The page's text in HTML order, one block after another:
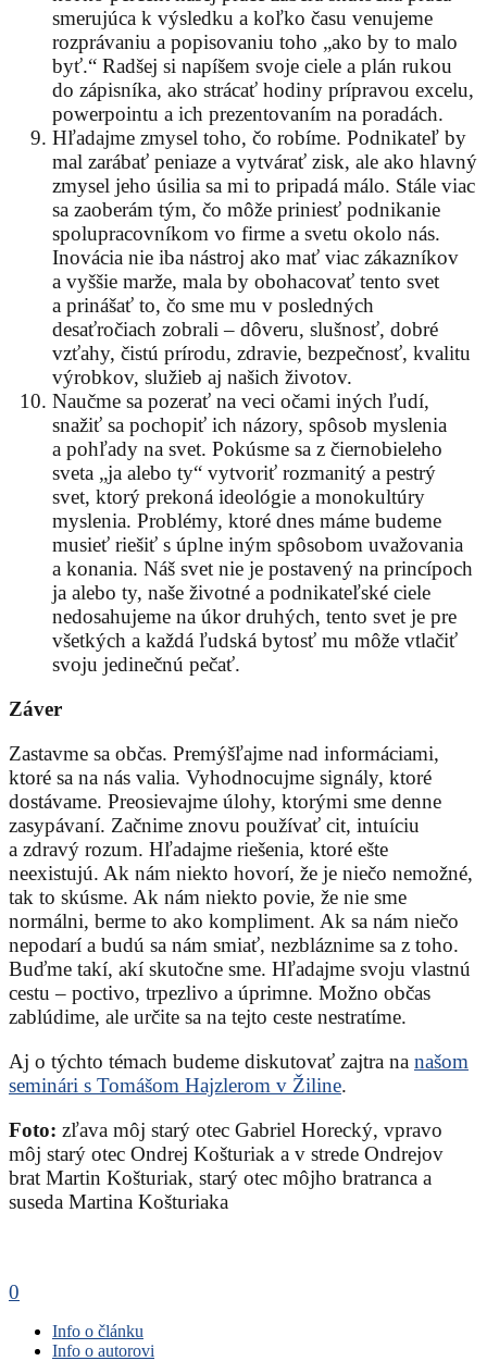
smerujúca k výsledku a koľko času venujeme
rozprávaniu a popisovaniu toho „ako by to malo
byť.“ Radšej si napíšem svoje ciele a plán rukou
do zápisníka, ako strácať hodiny prípravou excelu,
powerpointu a ich prezentovaním na poradách.
Hľadajme zmysel toho, čo robíme. Podnikateľ by
mal zarábať peniaze a vytvárať zisk, ale ako hlavný
zmysel jeho úsilia sa mi to pripadá málo. Stále viac
sa zaoberám tým, čo môže priniesť podnikanie
spolupracovníkom vo firme a svetu okolo nás.
Inovácia nie iba nástroj ako mať viac zákazníkov
a vyššie marže, mala by obohacovať tento svet
a prinášať to, čo sme mu v posledných
desaťročiach zobrali – dôveru, slušnosť, dobré
vzťahy, čistú prírodu, zdravie, bezpečnosť, kvalitu
výrobkov, služieb aj našich životov.
Naučme sa pozerať na veci očami iných ľudí,
snažiť sa pochopiť ich názory, spôsob myslenia
a pohľady na svet. Pokúsme sa z čiernobieleho
sveta „ja alebo ty“ vytvoriť rozmanitý a pestrý
svet, ktorý prekoná ideológie a monokultúry
myslenia. Problémy, ktoré dnes máme budeme
musieť riešiť s úplne iným spôsobom uvažovania
a konania. Náš svet nie je postavený na princípoch
ja alebo ty, naše životné a podnikateľské ciele
nedosahujeme na úkor druhých, tento svet je pre
všetkých a každá ľudská bytosť mu môže vtlačiť
svoju jedinečnú pečať.
Záver
Zastavme sa občas. Premýšľajme nad informáciami,
ktoré sa na nás valia. Vyhodnocujme signály, ktoré
dostávame. Preosievajme úlohy, ktorými sme denne
zasypávaní. Začnime znovu používať cit, intuíciu
a zdravý rozum. Hľadajme riešenia, ktoré ešte
neexistujú. Ak nám niekto hovorí, že je niečo nemožné,
tak to skúsme. Ak nám niekto povie, že nie sme
normálni, berme to ako kompliment. Ak sa nám niečo
nepodarí a budú sa nám smiať, nezbláznime sa z toho.
Buďme takí, akí skutočne sme. Hľadajme svoju vlastnú
cestu – poctivo, trpezlivo a úprimne. Možno občas
zablúdime, ale určite sa na tejto ceste nestratíme.
Aj o týchto témach budeme diskutovať zajtra na našom
seminári s Tomášom Hajzlerom v Žiline.
Foto: zľava môj starý otec Gabriel Horecký, vpravo
môj starý otec Ondrej Košturiak a v strede Ondrejov
brat Martin Košturiak, starý otec môjho bratranca a
suseda Martina Košturiaka
0
Info o článku
Info o autorovi